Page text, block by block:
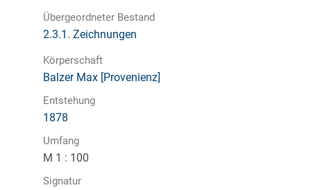
Übergeordneter Bestand
2.3.1. Zeichnungen
Körperschaft
Balzer Max [Provenienz]
Entstehung
1878
Umfang
M 1 : 100
Signatur